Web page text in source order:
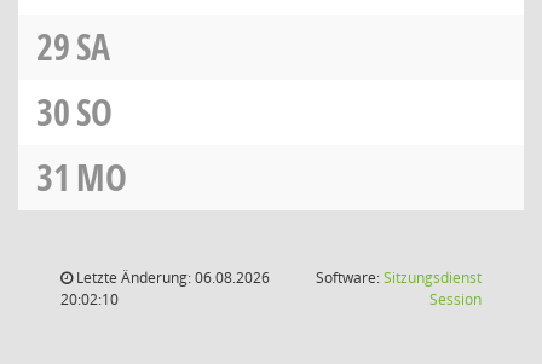
29SA
30SO
31 MO
Letzte Änderung: 06.08.2026
20:02:10
Software:Sitzungsdienst
Session(Wird in